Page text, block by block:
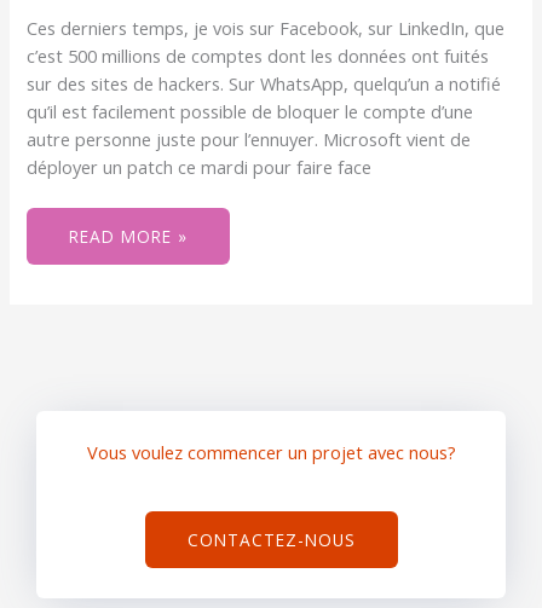
Ces derniers temps, je vois sur Facebook, sur LinkedIn, que
c’est 500 millions de comptes dont les données ont fuités
sur des sites de hackers. Sur WhatsApp, quelqu’un a notifié
qu’il est facilement possible de bloquer le compte d’une
autre personne juste pour l’ennuyer. Microsoft vient de
déployer un patch ce mardi pour faire face
READ MORE »
Vous voulez commencer un projet avec nous?
CONTACTEZ-NOUS